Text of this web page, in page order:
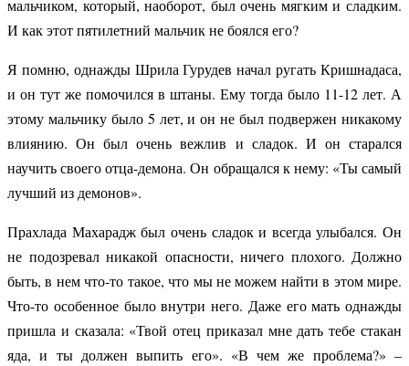
мальчиком, который, наоборот, был очень мягким и сладким.
И как этот пятилетний мальчик не боялся его?
Я помню, однажды Шрила Гурудев начал ругать Кришнадаса,
и он тут же помочился в штаны. Ему тогда было 11-12 лет. А
этому мальчику было 5 лет, и он не был подвержен никакому
влиянию.Он был очень вежлив и сладок. И он старался
научить своего отца-демона. Он обращался к нему: «Ты самый
лучший из демонов».
Прахлада Махарадж был очень сладок и всегда улыбался. Он
не подозревал никакой опасности, ничего плохого. Должно
быть, в нем что-то такое, что мы не можем найти в этом мире.
Что-то особенное было внутри него. Даже его мать однажды
пришла и сказала: «Твой отец приказал мне дать тебе стакан
яда, и ты должен выпить его». «В чем же проблема?» –